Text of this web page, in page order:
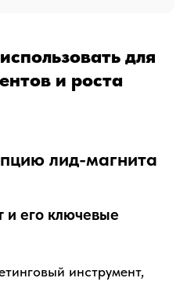
для
и роста
лид-магнита
и его ключевые
инструмент,